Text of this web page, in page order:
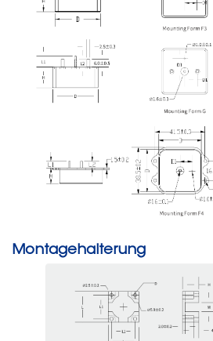
Montagehalterung